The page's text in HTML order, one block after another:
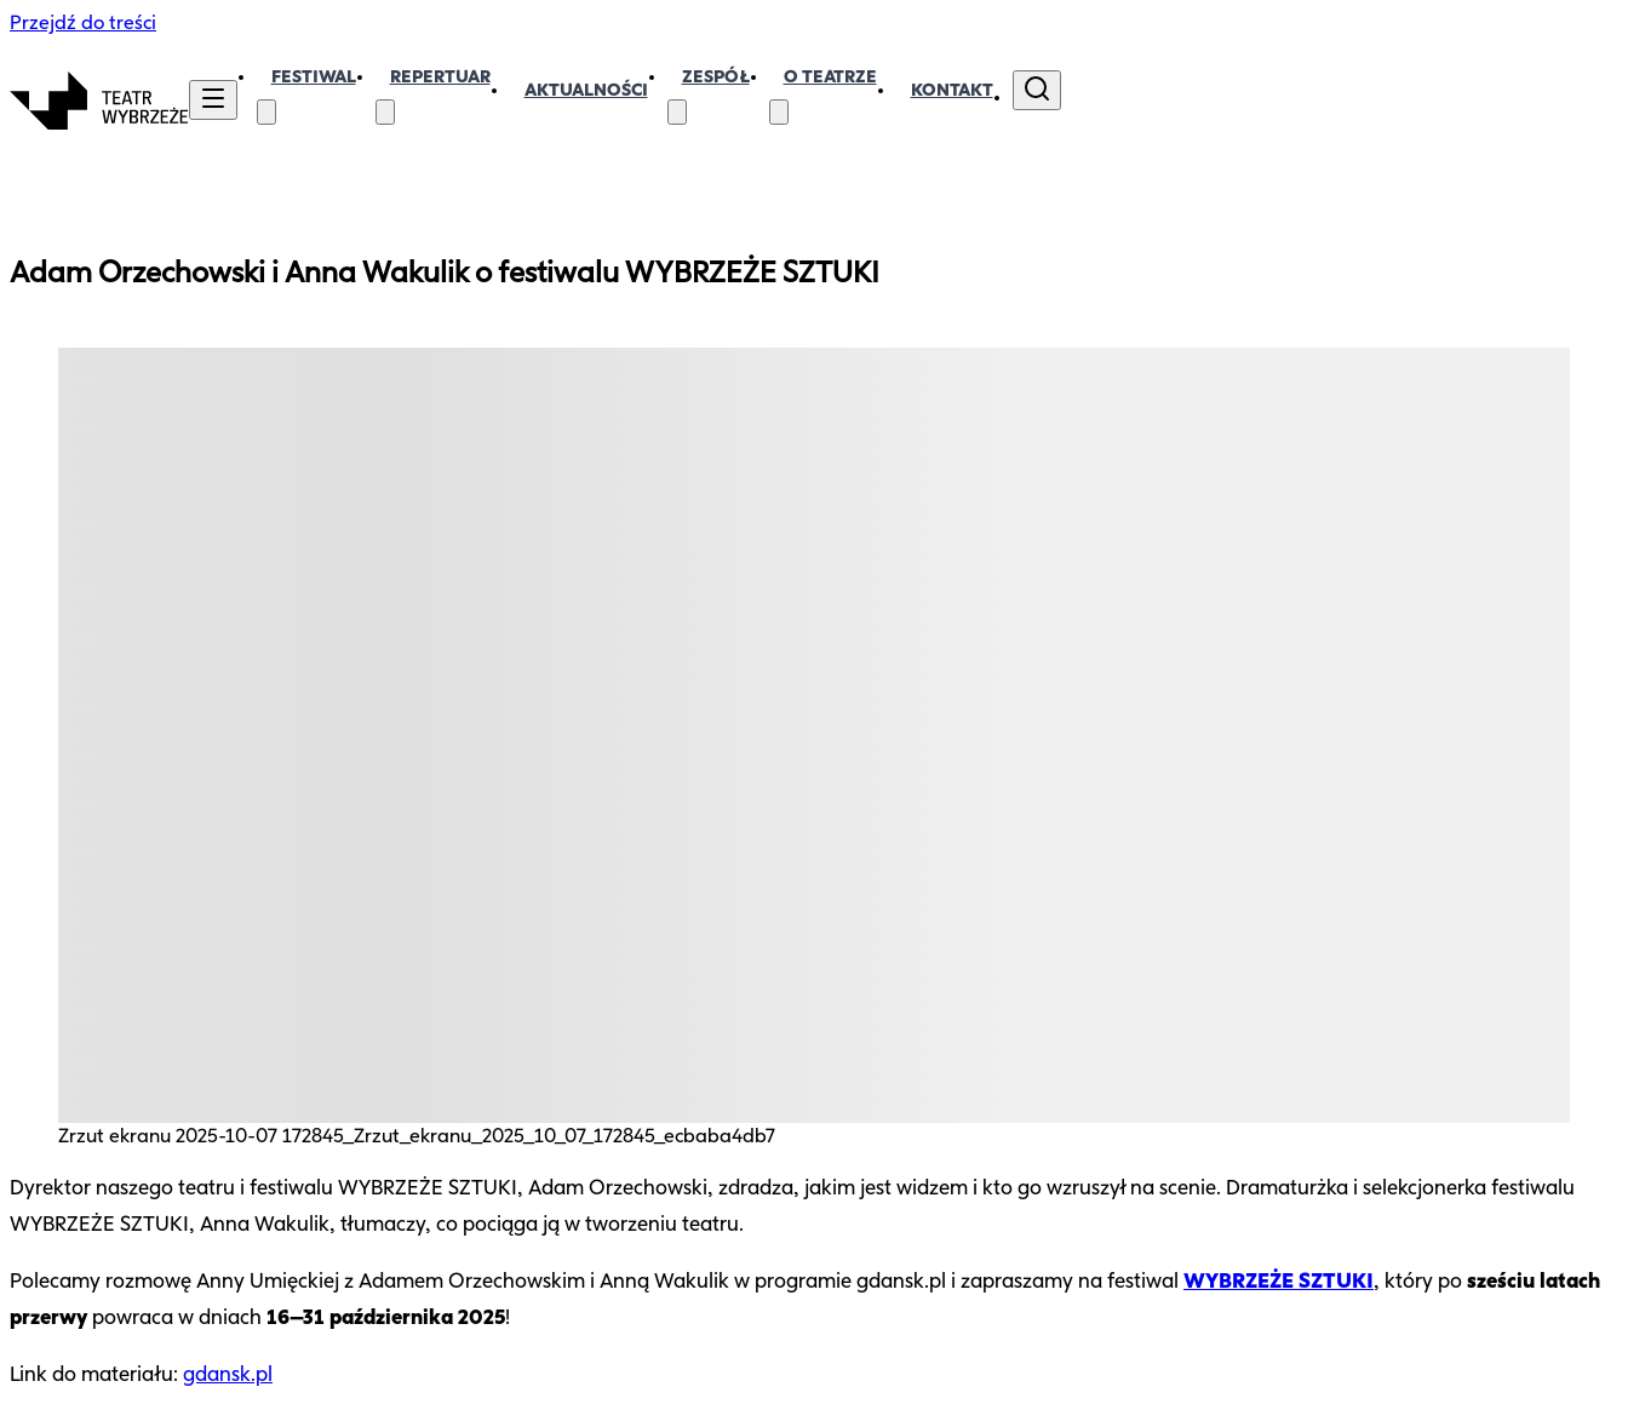
Przejdź do treści
FESTIWAL REPERTUAR
AKTUALNOŚCI
ZESPÓŁ O TEATRZE
KONTAKT
Adam Orzechowski i Anna Wakulik o festiwalu WYBRZEŻE SZTUKI
Zrzut ekranu 2025-10-07 172845_Zrzut_ekranu_2025_10_07_172845_ecbaba4db7
Dyrektor naszego teatru i festiwalu WYBRZEŻE SZTUKI, Adam Orzechowski, zdradza, jakim jest widzem i kto go wzruszył na scenie. Dramaturżka i selekcjonerka festiwalu
WYBRZEŻE SZTUKI, Anna Wakulik, tłumaczy, co pociąga ją w tworzeniu teatru.
Polecamy rozmowę Anny Umięckiej z Adamem Orzechowskim i Anną Wakulik w programie gdansk.pl i zapraszamy na festiwal WYBRZEŻE SZTUKI, który posześciu latach
przerwypowraca w dniach 16–31 października 2025!
Link do materiału: gdansk.pl